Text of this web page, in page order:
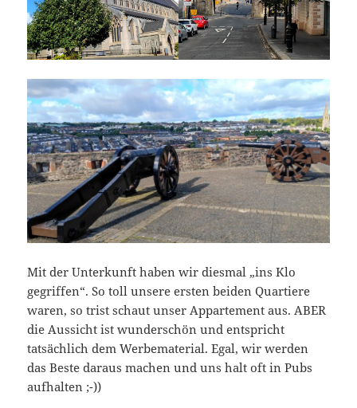
Mit der Unterkunft haben wir diesmal „ins Klo
gegriffen“. So toll unsere ersten beiden Quartiere
waren, so trist schaut unser Appartement aus. ABER
die Aussicht ist wunderschön und entspricht
tatsächlich dem Werbematerial. Egal, wir werden
das Beste daraus machen und uns halt oft in Pubs
aufhalten ;-))